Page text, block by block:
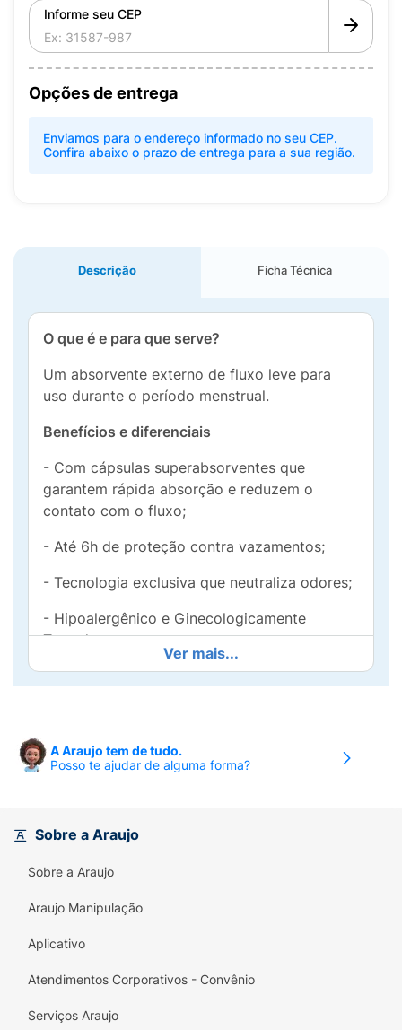
Informe seu CEP
Opções de entrega
Enviamos para o endereço informado no seu CEP.
Confira abaixo o prazo de entrega para a sua região.
Descrição Ficha Técnica
O que é e para que serve?
Um absorvente externo de fluxo leve para
uso durante o período menstrual.
Benefícios e diferenciais
- Com cápsulas superabsorventes que
garantem rápida absorção e reduzem o
contato com o fluxo;
- Até 6h de proteção contra vazamentos;
- Tecnologia exclusiva que neutraliza odores;
- Hipoalergênico e Ginecologicamente
Testado;
- Cobertura Suave.
Como usar
2) Fixe o absorvente no centro da calcinha,
ajustando as abas por baixo da mesma.
Precauções
Todos os componentes são atóxicos em
caso de irritação. Não compre se a
local fresco e seco. Manter longe do alcance
Ver mais...
A Araujo tem de tudo.
Posso te ajudar de alguma forma?
Sobre a Araujo
Sobre a Araujo
Araujo Manipulação
Aplicativo
Atendimentos Corporativos - Convênio
Serviços Araujo